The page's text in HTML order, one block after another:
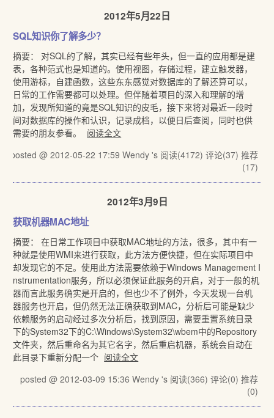
2012年5月22日
SQL知识你了解多少？
摘要： 对SQL的了解，其实已经有些年头，但一直的应用都是建
表，各种范式也是知道的。使用视图，存储过程，建立触发器，
使用游标，自建函数，这些东东感觉对数据库的了解还算可以，
日常的工作需要都可以处理。但伴随着项目的深入和理解的增
加，发现所知道的竟是SQL知识的皮毛，接下来将对最近一段时
间对数据库的操作和认识，记录成档，以便日后查阅，同时也供
需要的朋友参看。
阅读全文
posted @ 2012-05-22 17:59 Wendy 's 阅读(4172) 评论(37) 推荐
(17)
2012年3月9日
获取机器MAC地址
摘要： 在日常工作项目中获取MAC地址的方法，很多，其中有一
种就是使用WMI来进行获取，此方法方便快捷，但在实际项目中
却发现它的不足。使用此方法需要依赖于Windows Management I
nstrumentation服务，所以必须保证此服务的开启，对于一般的机
器而言此服务确实是开启的，但也少不了例外，今天发现一台机
器服务也开启，但仍然无法正确获取到MAC，分析后可能是缺少
依赖服务的启动经过多次分析后，找到原因，需要重置系统目录
下的System32下的C:\Windows\System32\wbem中的Repository
文件夹，然后重命名为其它名字，然后重启机器，系统会自动在
此目录下重新分配一个 阅读全文
posted @ 2012-03-09 15:36 Wendy 's 阅读(366) 评论(0) 推荐
(0)